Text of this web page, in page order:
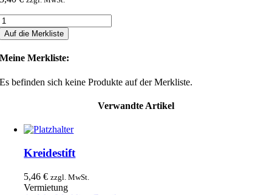
Auf die Merkliste
Meine Merkliste:
Es befinden sich keine Produkte auf der Merkliste.
Verwandte Artikel
Kreidestift
5,46€ zzgl. MwSt.
Vermietung